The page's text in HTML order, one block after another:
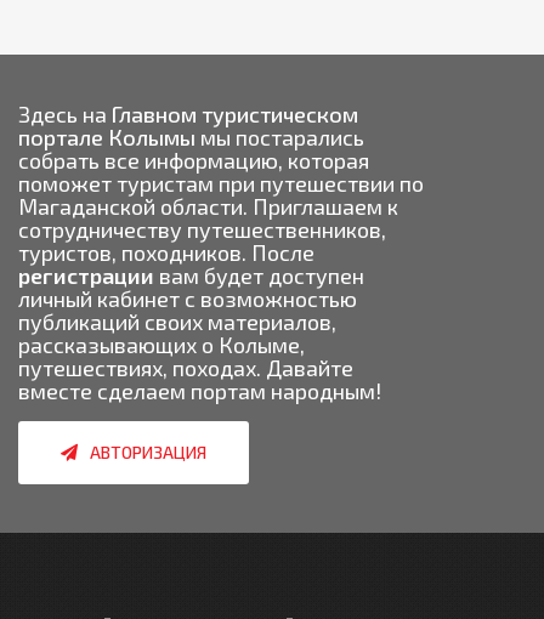
Здесь на Главном туристическом
портале Колымы мы постарались
собрать все информацию, которая
поможет туристам при путешествии по
Магаданской области. Приглашаем к
сотрудничеству путешественников,
туристов, походников. После
регистрации вам будет доступен
личный кабинет с возможностью
публикаций своих материалов,
рассказывающих о Колыме,
путешествиях, походах. Давайте
вместе сделаем портам народным!
АВТОРИЗАЦИЯ